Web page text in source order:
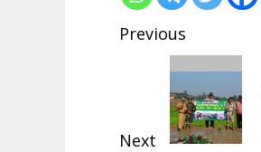
Post
navigation
Previous
Previous
Next